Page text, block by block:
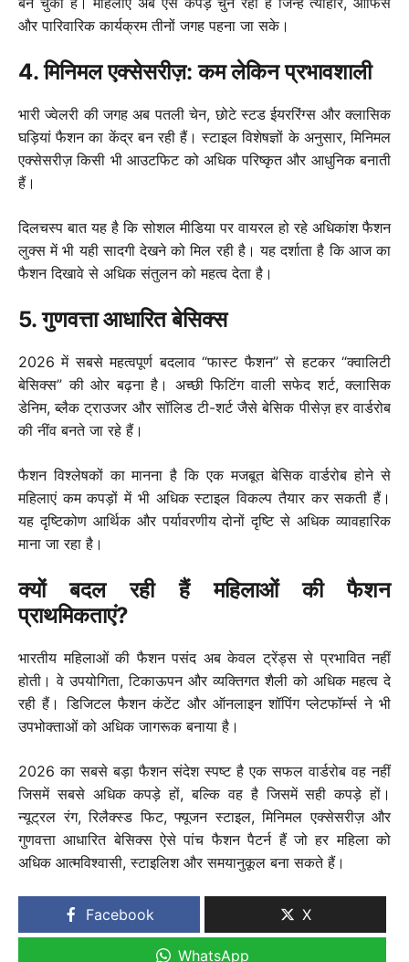
और पारिवारिक कार्यक्रम तीनों जगह पहना जा सके।
4. मिनिमल एक्सेसरीज़: कम लेकिन प्रभावशाली
भारी ज्वेलरी की जगह अब पतली चेन, छोटे स्टड ईयररिंग्स और क्लासिक
घड़ियां फैशन का केंद्र बन रही हैं। स्टाइल विशेषज्ञों के अनुसार, मिनिमल
एक्सेसरीज़ किसी भी आउटफिट को अधिक परिष्कृत और आधुनिक बनाती
हैं।
दिलचस्प बात यह है कि सोशल मीडिया पर वायरल हो रहे अधिकांश फैशन
लुक्स में भी यही सादगी देखने को मिल रही है। यह दर्शाता है कि आज का
फैशन दिखावे से अधिक संतुलन को महत्व देता है।
5. गुणवत्ता आधारित बेसिक्स
2026 में सबसे महत्वपूर्ण बदलाव “फास्ट फैशन” से हटकर “क्वालिटी
बेसिक्स” की ओर बढ़ना है। अच्छी फिटिंग वाली सफेद शर्ट, क्लासिक
डेनिम, ब्लैक ट्राउजर और सॉलिड टी-शर्ट जैसे बेसिक पीसेज़ हर वार्डरोब
की नींव बनते जा रहे हैं।
फैशन विश्लेषकों का मानना है कि एक मजबूत बेसिक वार्डरोब होने से
महिलाएं कम कपड़ों में भी अधिक स्टाइल विकल्प तैयार कर सकती हैं।
यह दृष्टिकोण आर्थिक और पर्यावरणीय दोनों दृष्टि से अधिक व्यावहारिक
माना जा रहा है।
क्यों बदल रही हैं महिलाओं की फैशन
प्राथमिकताएं?
भारतीय महिलाओं की फैशन पसंद अब केवल ट्रेंड्स से प्रभावित नहीं
होती। वे उपयोगिता, टिकाऊपन और व्यक्तिगत शैली को अधिक महत्व दे
रही हैं। डिजिटल फैशन कंटेंट और ऑनलाइन शॉपिंग प्लेटफॉर्म्स ने भी
उपभोक्ताओं को अधिक जागरूक बनाया है।
2026 का सबसे बड़ा फैशन संदेश स्पष्ट है एक सफल वार्डरोब वह नहीं
जिसमें सबसे अधिक कपड़े हों, बल्कि वह है जिसमें सही कपड़े हों।
न्यूट्रल रंग, रिलैक्स्ड फिट, फ्यूजन स्टाइल, मिनिमल एक्सेसरीज़ और
गुणवत्ता आधारित बेसिक्स ऐसे पांच फैशन पैटर्न हैं जो हर महिला को
अधिक आत्मविश्वासी, स्टाइलिश और समयानुकूल बना सकते हैं।
Facebook X
WhatsApp